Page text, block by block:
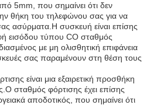
5mm, που σημαίνει ότι δεν
θήκη του τηλεφώνου σας για να
ασύρματα.Η συσκευή είναι επίσης
εισόδου τύπου CΟ σταθμός
με μη ολισθητική επιφάνεια
σας παραμένουν στη θέση τους
είναι μια εξαιρετική προσθήκη
σταθμός φόρτισης έχει επίσης
αποδοτικός, που σημαίνει ότι